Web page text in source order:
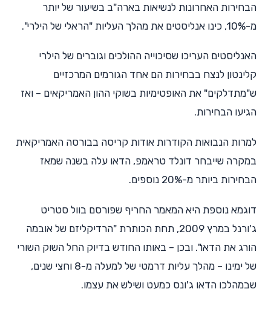
הבחירות האחרונות לנשיאות בארה"ב בשיעור של יותר
מ-10%, כינו אנליסטים את מהלך העליות "הראלי של הילרי".
האנליסטים העריכו שסיכוייה ההולכים וגוברים של הילרי
קלינטון לנצח בבחירות הם אחד הגורמים המרכזיים
ש"מתדלקים" את האופטימיות בשוקי ההון האמריקאים – ואז
הגיעו הבחירות.
למרות הנבואות הקודרות אודות קריסה בבורסה האמריקאית
במקרה שייבחר דונלד טראמפ, הדאו עלה בשנה שמאז
הבחירות ביותר מ-20% נוספים.
דוגמא נוספת היא המאמר החריף שפורסם בוול סטריט
ג'ורנל במרץ 2009, תחת הכותרת "הרדיקליזם של אובמה
הורג את הדאו". ובכן – באותו החודש בדיוק החל השוק השורי
של ימינו – מהלך עליות דרמטי של למעלה מ-8 וחצי שנים,
שבמהלכו הדאו ג'ונס כמעט ושילש את עצמו.